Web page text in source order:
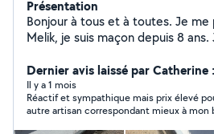
Présentation
Bonjour à tous et à toutes. Je
Melik, je suis maçon depuis 8 ans.
maçonnerie je serais ravi de vous
projet
Dernier avis laissé par Catherine
Il y a 1 mois
Réactif et sympathique mais prix élevé
autre artisan correspondant mieux à mon